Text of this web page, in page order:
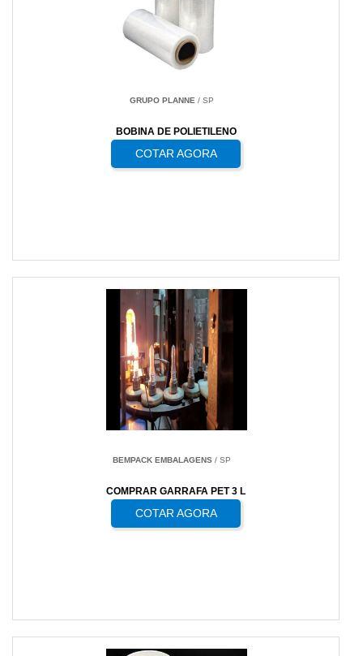
GRUPO PLANNE/ SP
BOBINA DE POLIETILENO
COTAR AGORA
BEMPACK EMBALAGENS/ SP
COMPRAR GARRAFA PET 3 L
COTAR AGORA